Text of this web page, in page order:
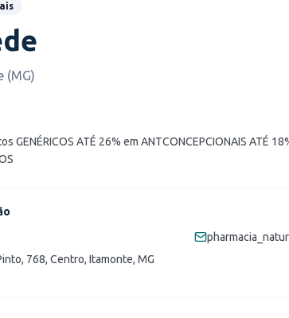
(MG)
GENÉRICOS ATÉ 26% em ANTCONCEPCIONAIS ATÉ
768, Centro, Itamonte, MG